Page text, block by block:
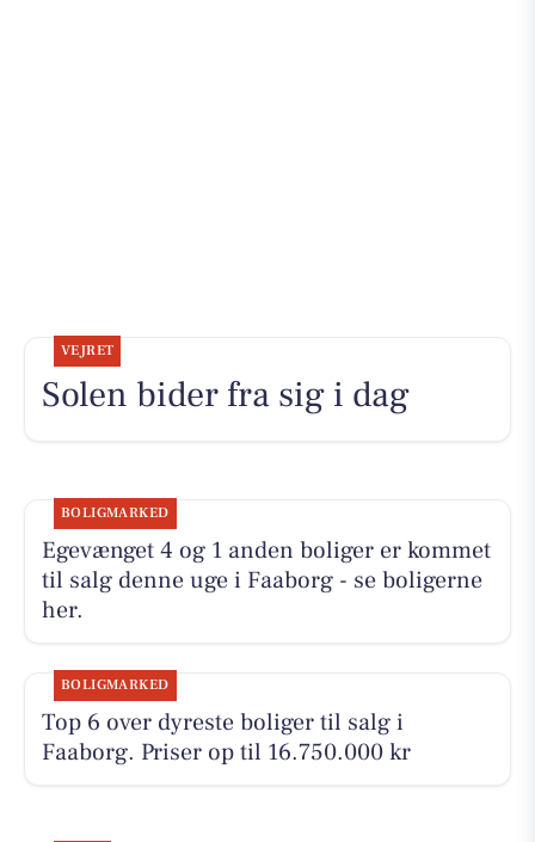
VEJRET
Solen bider fra sig i dag
BOLIGMARKED
Egevænget 4 og 1 anden boliger er kommet
til salg denne uge i Faaborg - se boligerne
her.
BOLIGMARKED
Top 6 over dyreste boliger til salg i
Faaborg. Priser op til 16.750.000 kr